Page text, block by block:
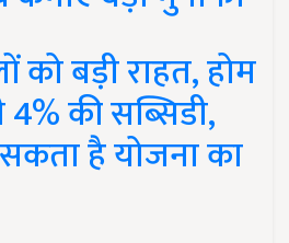
को बड़ी राहत, होम
की सब्सिडी,
है योजना का